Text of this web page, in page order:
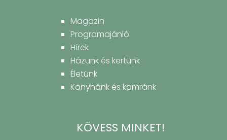
Magazin
Programajánló
Hírek
Házunk és kertünk
Életünk
Konyhánk és kamránk
KÖVESS MINKET!